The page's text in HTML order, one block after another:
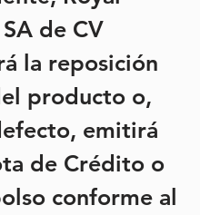
de CV
la reposición
producto o,
emitirá
de Crédito o
conforme al